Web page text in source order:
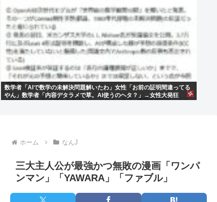
数学者「AIで数学の未解決問題解いたわ」女性「お前の証明間違ってる
やん」数学者「内容デタラメで草。AI使うのヘタ？」→女性大発狂
ホーム なんJ
三大主人公が最強かつ無敗の漫画「ワンパ
ンマン」「YAWARA」「ファブル」